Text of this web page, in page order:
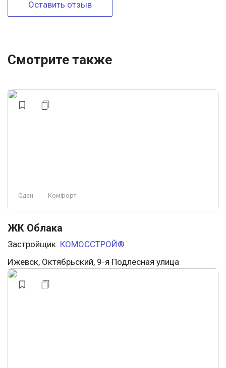
Оставить отзыв
Смотрите также
Сдан Комфорт
ЖК Облака
Застройщик: КОМОССТРОЙ®
Ижевск, Октябрьский, 9-я Подлесная улица